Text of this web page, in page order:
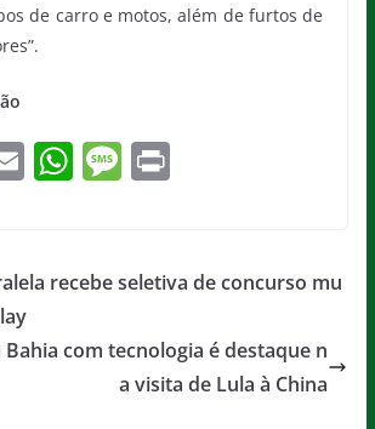
de carro e motos, além de furtos de
E
l
W
s
p
M
a
e
Pr
recebe seletiva de concurso mu
Bahia com tecnologia é destaque n
a visita de Lula à China